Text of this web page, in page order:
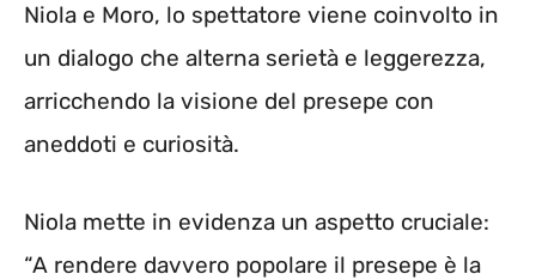
Niola e Moro, lo spettatore viene coinvolto in
un dialogo che alterna serietà e leggerezza,
arricchendo la visione del presepe con
aneddoti e curiosità.
Niola mette in evidenza un aspetto cruciale:
“A rendere davvero popolare il presepe è la